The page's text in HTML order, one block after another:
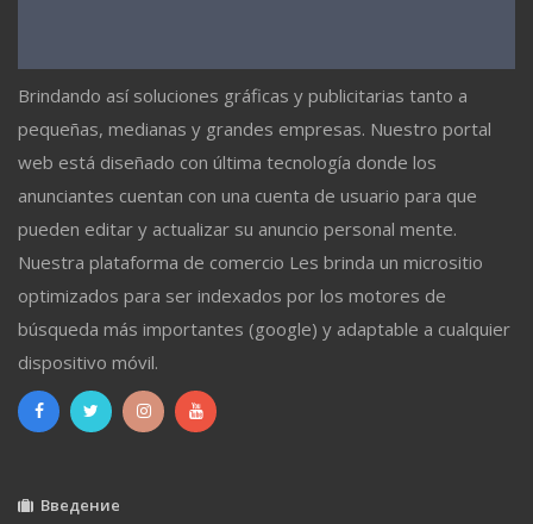
Brindando así soluciones gráficas y publicitarias tanto a
pequeñas, medianas y grandes empresas. Nuestro portal
web está diseñado con última tecnología donde los
anunciantes cuentan con una cuenta de usuario para que
pueden editar y actualizar su anuncio personal mente.
Nuestra plataforma de comercio Les brinda un micrositio
optimizados para ser indexados por los motores de
búsqueda más importantes (google) y adaptable a cualquier
dispositivo móvil.
Введение